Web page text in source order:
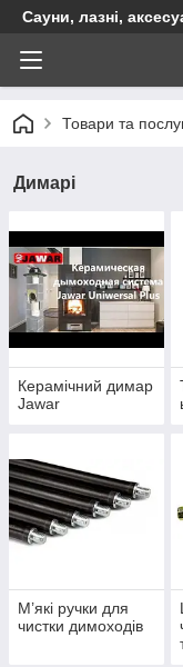
Сауни, лазні,
Товари та
Димарі
Керамічний димар
Jawar
М’які ручки для
чистки димоходів